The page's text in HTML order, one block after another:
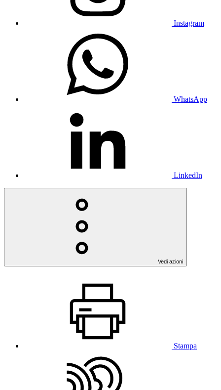
Instagram
WhatsApp
LinkedIn
Vedi azioni
Stampa